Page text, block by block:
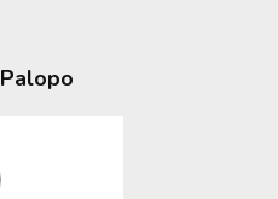
Palopo